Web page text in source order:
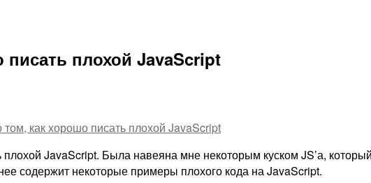
плохой JavaScript
том, как хорошо писать плохой JavaScript
плохой JavaScript. Была навеяна мне некоторым куском JS’а,
содержит некоторые примеры плохого кода на JavaScript.